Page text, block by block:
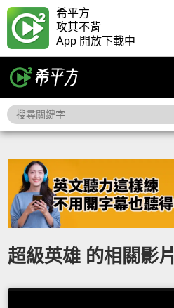
希平方
攻其不背
App 開放下載中
超級英雄 的相關影片